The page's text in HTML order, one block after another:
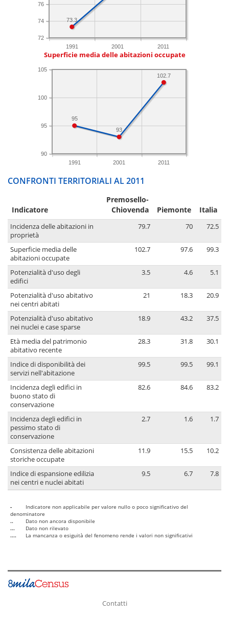
1991 2001 2011
72
74
76
73.3
Superficie media delle abitazioni occupate
1991 2001 2011
90
95
100
105
102.7
93
95
CONFRONTI TERRITORIALI AL 2011
Indicatore
Premosello-
Chiovenda
Piemonte Italia
Incidenza delle abitazioni in
proprietà
79.7 70 72.5
Superficie media delle
abitazioni occupate
102.7 97.6 99.3
Potenzialità d'uso degli
edifici
3.5 4.6 5.1
Potenzialità d'uso abitativo
nei centri abitati
21 18.3 20.9
Potenzialità d'uso abitativo
nei nuclei e case sparse
18.9 43.2 37.5
Età media del patrimonio
abitativo recente
28.3 31.8 30.1
Indice di disponibilità dei
servizi nell'abitazione
99.5 99.5 99.1
Incidenza degli edifici in
buono stato di
conservazione
82.6 84.6 83.2
Incidenza degli edifici in
pessimo stato di
conservazione
2.7 1.6 1.7
Consistenza delle abitazioni
storiche occupate
11.9 15.5 10.2
Indice di espansione edilizia
nei centri e nuclei abitati
9.5 6.7 7.8
-
Indicatore non applicabile per valore nullo o poco significativo del
denominatore
..
Dato non ancora disponibile
...
Dato non rilevato
....
La mancanza o esiguità del fenomeno rende i valori non significativi
Contatti